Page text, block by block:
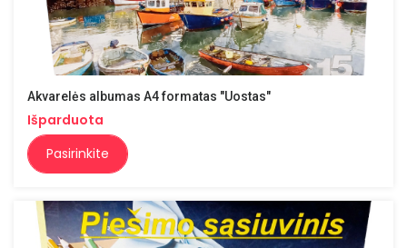
Akvarelės albumas A4 formatas "Uostas"
Išparduota
Pasirinkite